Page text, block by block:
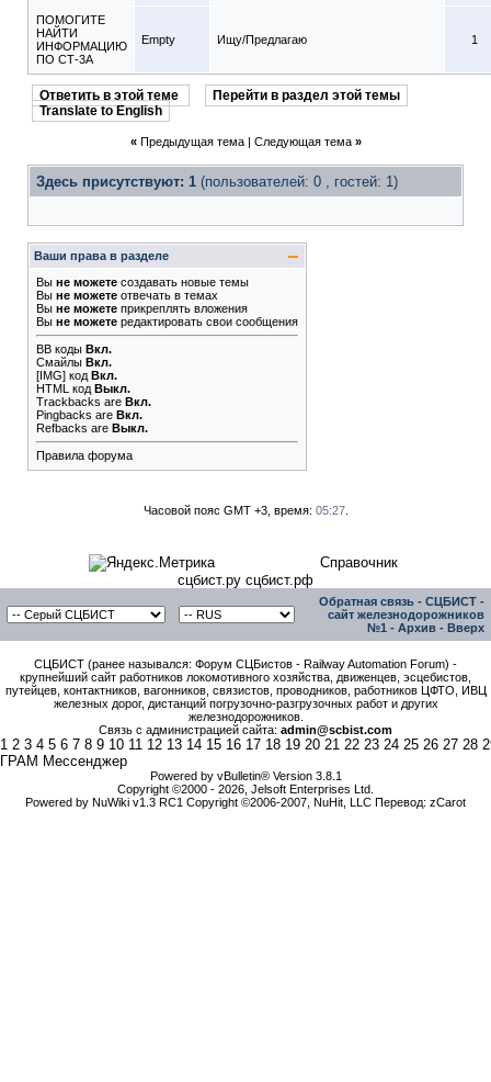
ПОМОГИТЕ
НАЙТИ
ИНФОРМАЦИЮ
ПО СТ-3А
Empty Ищу/Предлагаю 1
Ответить в этой теме
Перейти в раздел этой темы
Translate to English
« Предыдущая тема| Следующая тема »
Здесь присутствуют: 1 (пользователей: 0 , гостей: 1)
Ваши права в разделе
Вы не можете создавать новые темы
Вы не можете отвечать в темах
Вы не можете прикреплять вложения
Вы не можете редактировать свои сообщения
BB коды Вкл.
Смайлы Вкл.
[IMG] код Вкл.
HTML код Выкл.
Trackbacks are Вкл.
Pingbacks are Вкл.
Refbacks are Выкл.
Правила форума
Часовой пояс GMT +3, время: 05:27.
Справочник
сцбист.ру сцбист.рф
Обратная связь - СЦБИСТ -
сайт железнодорожников
№1 - Архив - Вверх
СЦБИСТ (ранее назывался: Форум СЦБистов - Railway Automation Forum) -
крупнейший сайт работников локомотивного хозяйства, движенцев, эсцебистов,
путейцев, контактников, вагонников, связистов, проводников, работников ЦФТО, ИВЦ
железных дорог, дистанций погрузочно-разгрузочных работ и других
железнодорожников.
Связь с администрацией сайта: admin@scbist.com
1 2 3 4 5 6 7 8 9 10 11 12 13 14 15 16 17 18 19 20 21 22 23 24 25 26 27 28
ГРАМ Мессенджер
Powered by vBulletin® Version 3.8.1
Copyright ©2000 - 2026, Jelsoft Enterprises Ltd.
Powered by NuWiki v1.3 RC1 Copyright ©2006-2007, NuHit, LLC Перевод: zCarot